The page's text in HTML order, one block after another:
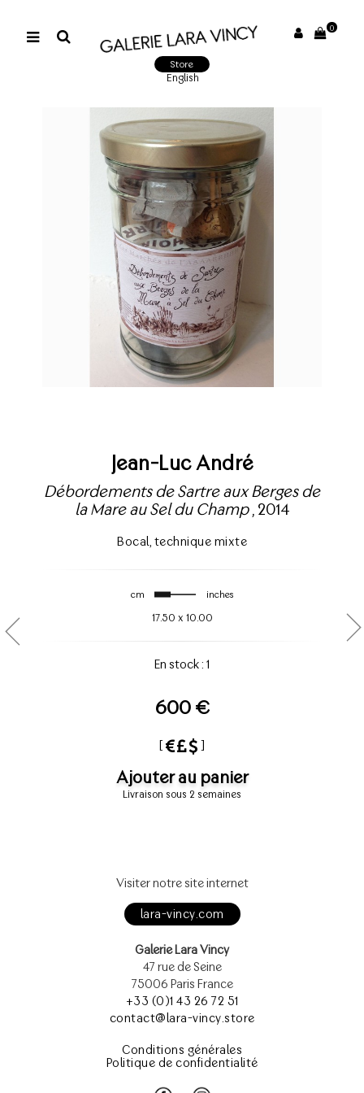
0
Store
English
Jean-Luc André
Débordements de Sartre aux Berges de
la Mare au Sel du Champ, 2014
Bocal, technique mixte
cm inches
17.50 x 10.00
En stock : 1
600 €
[ ]
Ajouter au panier
Livraison sous 2 semaines
Visiter notre site internet
lara-vincy.com
Galerie Lara Vincy
47 rue de Seine
75006 Paris France
+33 (0)1 43 26 72 51
contact@lara-vincy.store
Conditions générales
Politique de confidentialité